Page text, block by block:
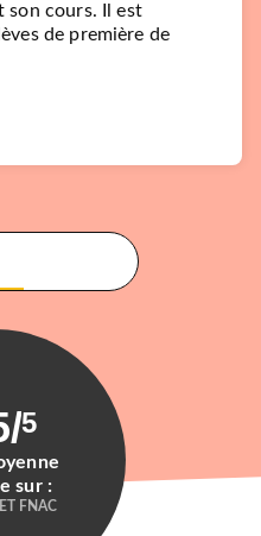
son cours. Il est
de première de
/5
sur :
FNAC